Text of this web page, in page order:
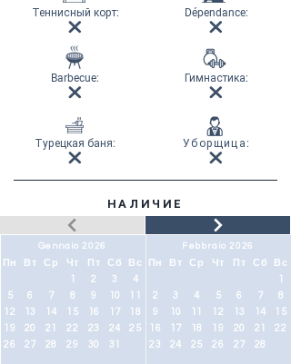
Теннисный корт:
Barbecue:
Турецкая баня:
Dépendance:
Гимнастика:
Уборщица:
НАЛИЧИЕ
Gennaio 2026
Пн Вт Ср Чт Пт Сб
Вс
1
2 3
4
5
6 7 8 9 10
11
12
13 14 15 16 17
18
19
20 21 22 23 24
25
26
27 28 29 30 31
Febbraio 2026
Пн Вт Ср Чт Пт Сб
Вс
1
2
3 4 5 6 7
8
9
10 11 12 13 14
15
16
17 18 19 20 21
22
23
24 25 26 27 28